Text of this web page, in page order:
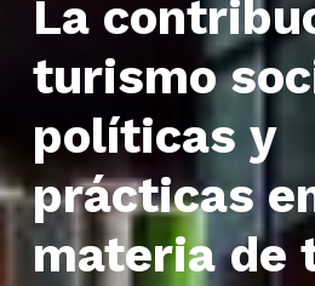
La
turismo
políticas y
prácticas
materia de